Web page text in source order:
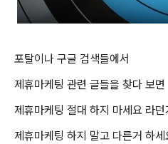
포탈이나 구글 검색들에서
제휴마케팅 관련 글들을 찾다 보면
제휴마케팅 절대 하지 마세요 라던
제휴마케팅 하지 말고 다른거 하